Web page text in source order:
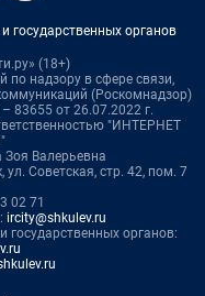
государственных органов
(18+)
по надзору в сфере связи,
(Роскомнадзор)
83655 от 26.07.2022 г.
"ИНТЕРНЕТ
Зоя Валерьевна
ул. Советская, стр. 42, пом. 7
02 71
ircity@shkulev.ru
органов: